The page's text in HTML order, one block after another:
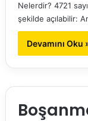
Nelerdir? 4721
şekilde açılabilir:
Devamını Oku